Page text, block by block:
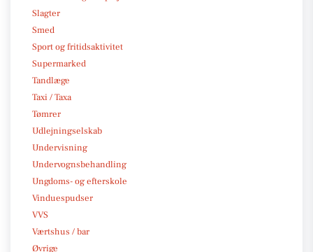
Slagter
Smed
Sport og fritidsaktivitet
Supermarked
Tandlæge
Taxi / Taxa
Tømrer
Udlejningselskab
Undervisning
Undervognsbehandling
Ungdoms- og efterskole
Vinduespudser
VVS
Værtshus / bar
Øvrige